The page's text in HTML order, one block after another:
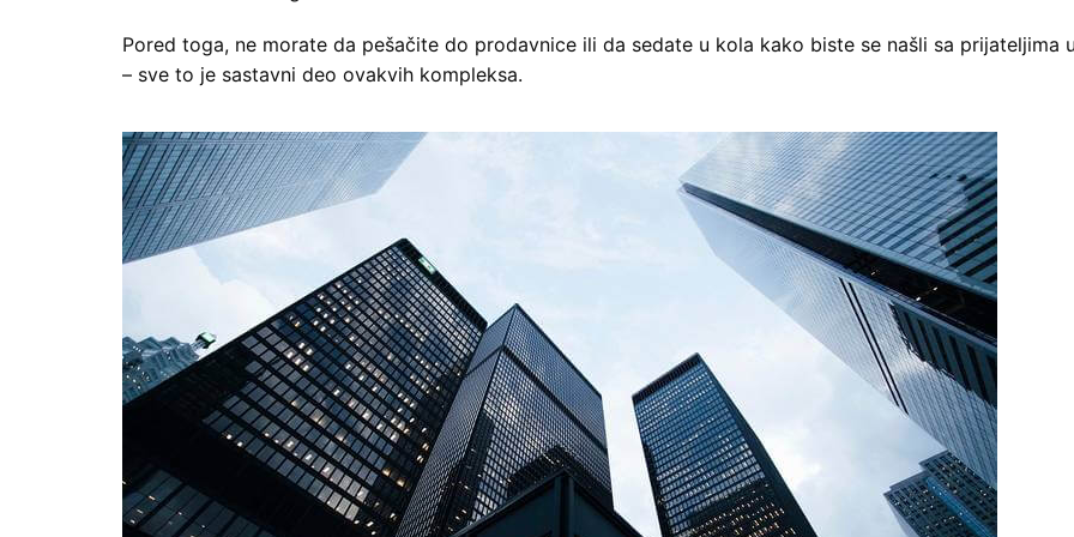
Pored toga, ne morate da pešačite do prodavnice ili da sedate u kola kako biste se našli sa prijateljima
– sve to je sastavni deo ovakvih kompleksa.